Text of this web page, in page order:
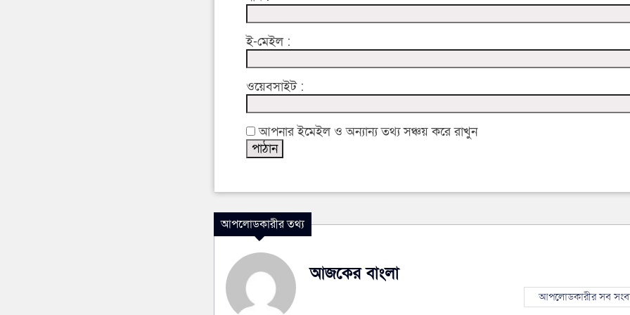
ই-মেইল :
ওয়েবসাইট :
আপনার ইমেইল ও অন্যান্য তথ্য সঞ্চয় করে রাখুন
আপলোডকারীর তথ্য
আজকের বাংলা
আপলোডকারীর সব